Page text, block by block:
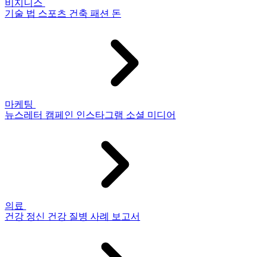
기술 법 스포츠 건축 패션 돈
마케팅
뉴스레터 캠페인 인스타그램 소셜 미디어
의료
건강 정신 건강 질병 사례 보고서